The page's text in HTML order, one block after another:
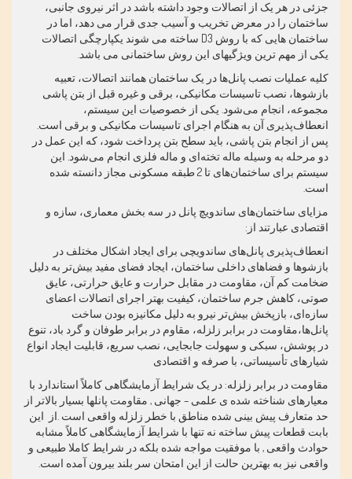
جزئی در هر یک از اتصالات وجود داشته باشد در اثر نیروی جانبی،
ساختمان را در معرض تخریب و آسیب جدی قرار می دهد، اما در
ساختمان هایی که با روش 3
D ساخته می شوند یکپارچگی اتصالات
یکی از مهم ترین ویژگیهای این روش ساختمانی می باشد.
کلیه عملیات نصب پانل‌ها در یک ساختمان همانند اتصالات، تعبیه
بازشوها، نصب تاسیسات مکانیکی، برقی و غیره قبل از بتن پاشی
مجموعه، انجام می‌شود. یکی از خصوصیات این سیستم،
انعطاف‌پذیری آن به هنگام اجرای تاسیسات مکانیکی و برقی است.
پس از انجام بتن پاشی، باید سطح بتن پرداخت شود، که این عمل در
دو مرحله به وسیله ماله تخته‌ای و ماله فلزی انجام می‌شود. این
سیستم برای ساختمان‌های تا 2 طبقه مسکونی مجاز دانسته شده
است.
مزایای ساختمان‌های ساندویچ پانل در سه بخش معماری، سازه و
اقتصادی عبارتند از:
انعطاف‌پذیری پانل‌های ساندویچی برای ایجاد اشکال مختلف در
بازشوها و فضاهای داخلی ساختمان، ایجاد فضای مفید بیش‌تر به دلیل
ضخامت کم آن، مقاومت در مقابل حرارت و عایق حرارتی، عایق
صوتی، کاهش جرم ساختمان، کیفیت بهتر اجرای اتصالات اعضای
سازه‌ای، بازپخش بیش‌تر نیرو به دلیل مکانیزه بودن ساخت
پانل‌ها،مقاومت در برابر زلزله، مقاوم در برابر طوفان و گرد باد، تنوع
در پوشش، سبکی و سهولت جابجایی، نصب سریع، قابلیت ایجاد انواع
شیارهای تأسیساتی، با صرفه و اقتصادی
مقاومت در برابر زلزله: در یک شرایط آزمایشگاهی کاملاً استاندارد با
معیارهای شناخته شده ی علمی – جهانی , مقاومت پانلها بسیار بالاتر از
حد متعارف پیش بینی شده مناطق با خطر زلزله واقعی است .از این
بابت قطعات پیش ساخته نه تنها با شرایط آزمایشگاهی کاملاً مشابه
حوادث واقعی , با موفقیت مواجه شده بلکه در شرایط کاملا طبیعی و
واقعی نیز به بهترین حالت از این امتحان سر بلند بیرون آمده است.